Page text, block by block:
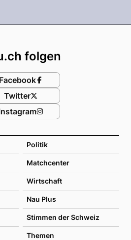
Politik
Matchcenter
Wirtschaft
Nau Plus
Stimmen der Schweiz
Themen
folgen
Facebook
Twitter